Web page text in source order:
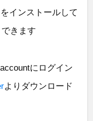
インストールして
きます
にログイン
よりダウンロード